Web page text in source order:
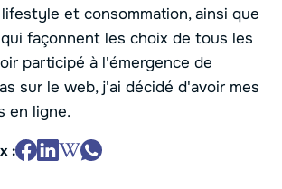
et consommation, ainsi que
façonnent les choix de tous les
participé à l'émergence de
sur le web, j'ai décidé d'avoir mes
en ligne.
: